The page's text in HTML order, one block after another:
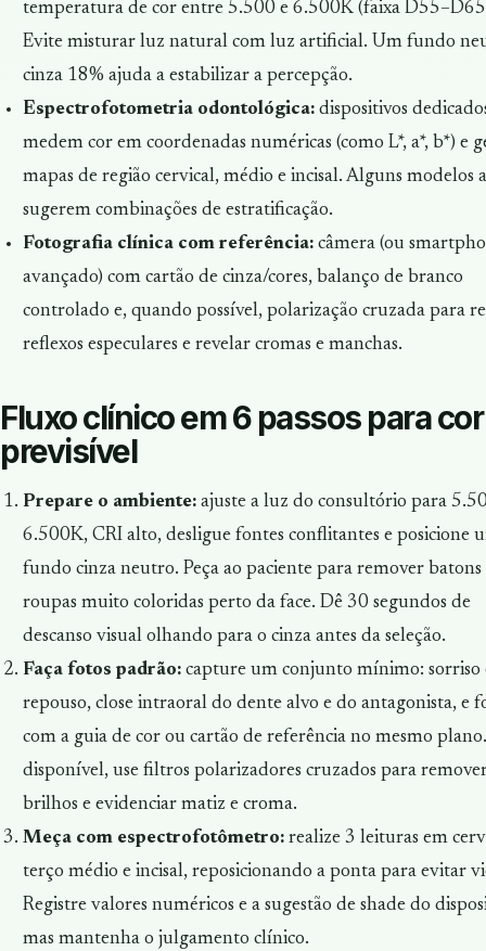
temperatura de cor entre 5.500 e 6.500K (faixa
Evite misturar luz natural com luz artificial. Um fundo
cinza 18% ajuda a estabilizar a percepção.
Espectrofotometria odontológica:dispositivos
medem cor em coordenadas numéricas (como L*, a*, b*) e
mapas de região cervical, médio e incisal. Alguns modelos
sugerem combinações de estratificação.
Fotografia clínica com referência:câmera (ou
avançado) com cartão de cinza/cores, balanço de branco
controlado e, quando possível, polarização cruzada para
reflexos especulares e revelar cromas e manchas.
Fluxo clínico em 6 passos para cor
previsível
Prepare o ambiente:ajuste a luz do consultório para
6.500K, CRI alto, desligue fontes conflitantes e posicione
fundo cinza neutro. Peça ao paciente para remover batons
roupas muito coloridas perto da face. Dê 30 segundos de
descanso visual olhando para o cinza antes da seleção.
Faça fotos padrão:capture um conjunto mínimo: sorriso
repouso, close intraoral do dente alvo e do antagonista, e
com a guia de cor ou cartão de referência no mesmo
disponível, use filtros polarizadores cruzados para
brilhos e evidenciar matiz e croma.
Meça com espectrofotômetro:realize 3 leituras em
terço médio e incisal, reposicionando a ponta para evitar
Registre valores numéricos e a sugestão de shadedo
mas mantenha o julgamento clínico.